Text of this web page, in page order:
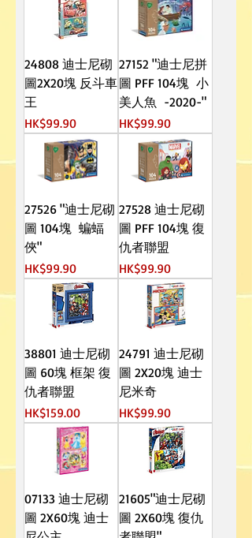
24808 迪士尼砌
圖2X20塊 反斗車
王
價格
HK$99.90
27152 "迪士尼拼
圖 PFF 104塊 小
美人魚 -2020-"
價格
HK$99.90
27526 "迪士尼砌
圖 104塊 蝙蝠
俠"
價格
HK$99.90
27528 迪士尼砌
圖 PFF 104塊 復
仇者聯盟
價格
HK$99.90
38801 迪士尼砌
圖 60塊 框架 復
仇者聯盟
價格
HK$159.00
24791 迪士尼砌
圖 2X20塊 迪士
尼米奇
價格
HK$99.90
07133 迪士尼砌
圖 2X60塊 迪士
21605"迪士尼砌
圖 2X60塊 復仇